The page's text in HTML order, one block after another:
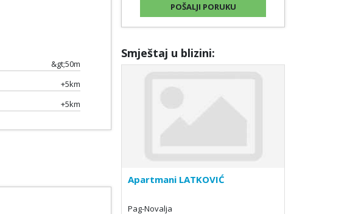
&gt;50m
+5km
+5km
Smještaj u blizini:
Apartmani LATKOVIĆ
Pag-Novalja